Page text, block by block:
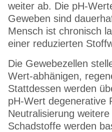
weiter ab. Die pH-
Geweben sind
Mensch ist chronisch
einer reduzierten
Die Gewebezellen
Wert-abhänigen,
Stattdessen werden
pH-Wert degenerative
Neutralisierung
Schadstoffe werden